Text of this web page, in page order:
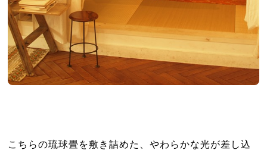
こちらの琉球畳を敷き詰めた、やわらかな光が差し込